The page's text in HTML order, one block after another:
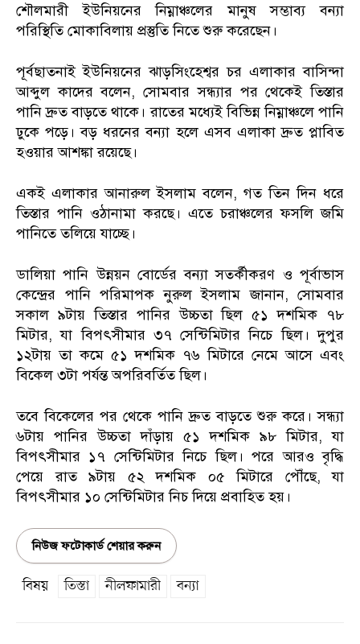
শৌলমারী ইউনিয়নের নিম্নাঞ্চলের মানুষ সম্ভাব্য বন্যা
পরিস্থিতি মোকাবিলায় প্রস্তুতি নিতে শুরু করেছেন।
পূর্বছাতনাই ইউনিয়নের ঝাড়সিংহেশ্বর চর এলাকার বাসিন্দা
আব্দুল কাদের বলেন, সোমবার সন্ধ্যার পর থেকেই তিস্তার
পানি দ্রুত বাড়তে থাকে। রাতের মধ্যেই বিভিন্ন নিম্নাঞ্চলে পানি
ঢুকে পড়ে। বড় ধরনের বন্যা হলে এসব এলাকা দ্রুত প্লাবিত
হওয়ার আশঙ্কা রয়েছে।
একই এলাকার আনারুল ইসলাম বলেন, গত তিন দিন ধরে
তিস্তার পানি ওঠানামা করছে। এতে চরাঞ্চলের ফসলি জমি
পানিতে তলিয়ে যাচ্ছে।
ডালিয়া পানি উন্নয়ন বোর্ডের বন্যা সতর্কীকরণ ও পূর্বাভাস
কেন্দ্রের পানি পরিমাপক নুরুল ইসলাম জানান, সোমবার
সকাল ৯টায় তিস্তার পানির উচ্চতা ছিল ৫১ দশমিক ৭৮
মিটার, যা বিপৎসীমার ৩৭ সেন্টিমিটার নিচে ছিল। দুপুর
১২টায় তা কমে ৫১ দশমিক ৭৬ মিটারে নেমে আসে এবং
বিকেল ৩টা পর্যন্ত অপরিবর্তিত ছিল।
তবে বিকেলের পর থেকে পানি দ্রুত বাড়তে শুরু করে। সন্ধ্যা
৬টায় পানির উচ্চতা দাঁড়ায় ৫১ দশমিক ৯৮ মিটার, যা
বিপৎসীমার ১৭ সেন্টিমিটার নিচে ছিল। পরে আরও বৃদ্ধি
পেয়ে রাত ৯টায় ৫২ দশমিক ০৫ মিটারে পৌঁছে, যা
বিপৎসীমার ১০ সেন্টিমিটার নিচ দিয়ে প্রবাহিত হয়।
নিউজ ফটোকার্ড শেয়ার করুন
বিষয় তিস্তা নীলফামারী বন্যা